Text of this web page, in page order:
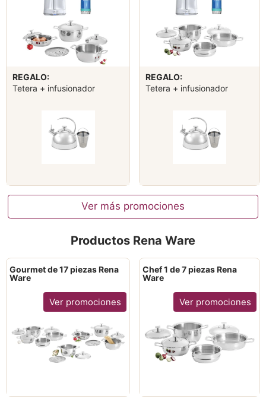
REGALO:
Tetera + infusionador
REGALO:
Tetera + infusionador
Ver más promociones
Productos Rena Ware
Gourmet de 17 piezas Rena
Ware
Ver promociones
Chef 1 de 7 piezas Rena
Ware
Ver promociones